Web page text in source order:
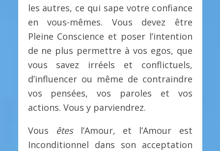
les autres, ce qui sape votre confiance
en vous-mêmes. Vous devez être
Pleine Conscience et poser l’intention
de ne plus permettre à vos egos, que
vous savez irréels et conflictuels,
d’influencer ou même de contraindre
vos pensées, vos paroles et vos
actions. Vous y parviendrez.
Vous êtesl’Amour, et l’Amour est
Inconditionnel dans son acceptation